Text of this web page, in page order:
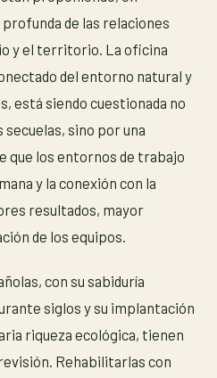
de las relaciones
y el territorio. La oficina
del entorno natural y
está siendo cuestionada no
secuelas, sino por una
que los entornos de trabajo
y la conexión con la
resultados, mayor
de los equipos.
con su sabiduría
siglos y su implantación
riqueza ecológica, tienen
Rehabilitarlas con